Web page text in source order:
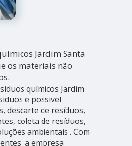
Jardim Santa
os materiais não
químicos Jardim
é possível
descarte de resíduos,
coleta de resíduos,
ambientais . Com
a empresa